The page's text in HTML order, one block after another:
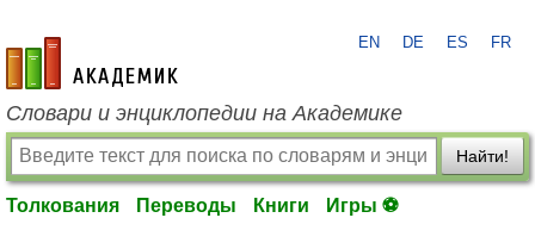
academic.ru
EN DE ES FR
Словари и энциклопедии на Академике
Найти!
Толкования Переводы Книги Игры ⚽